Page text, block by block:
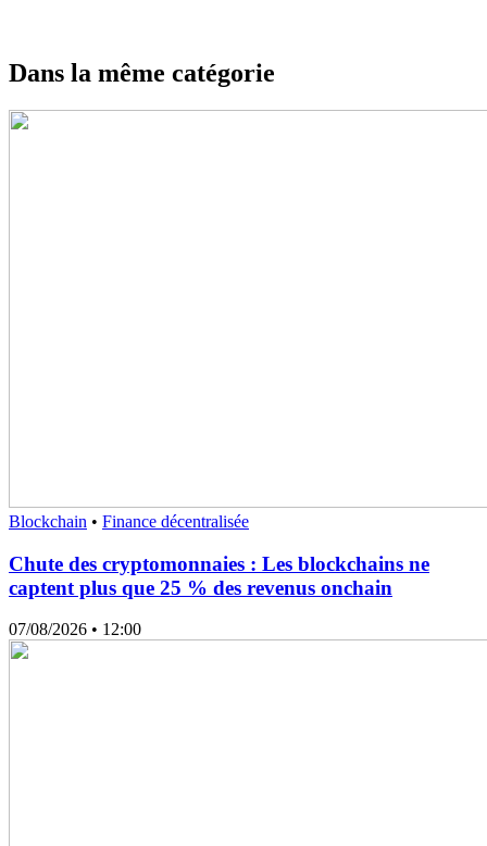
Dans la même catégorie
Blockchain • Finance décentralisée
Chute des cryptomonnaies : Les blockchains ne
captent plus que 25 % des revenus onchain
07/08/2026 • 12:00